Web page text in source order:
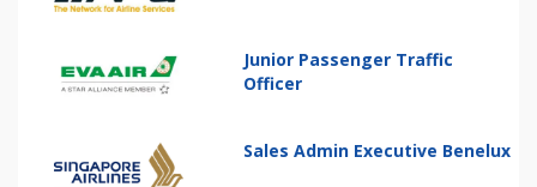
Junior Passenger Traffic
Officer
Sales Admin Executive Benelux